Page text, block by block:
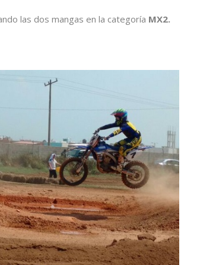
las dos mangas en la categoría MX2.